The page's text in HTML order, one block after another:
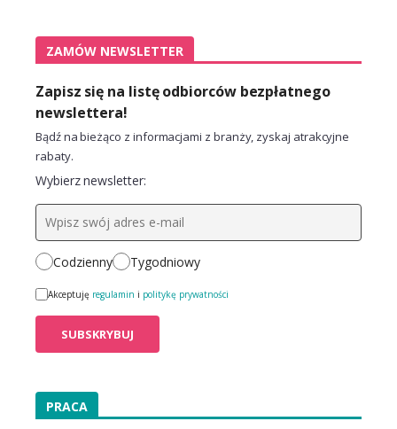
ZAMÓW NEWSLETTER
Zapisz się na listę odbiorców bezpłatnego
newslettera!
Bądź na bieżąco z informacjami z branży, zyskaj atrakcyjne
rabaty.
Wybierz newsletter:
Codzienny Tygodniowy
Akceptuję regulamin i politykę prywatności
PRACA